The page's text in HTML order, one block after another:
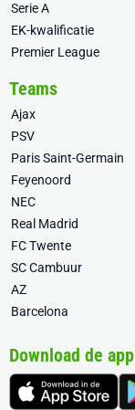
Serie A
EK-kwalificatie
Premier League
Teams
Ajax
PSV
Paris Saint-Germain
Feyenoord
NEC
Real Madrid
FC Twente
SC Cambuur
AZ
Barcelona
Download de app